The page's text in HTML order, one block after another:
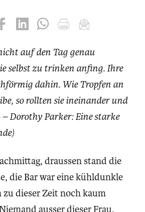
liken teilen teilen drucken
auf den Tag genau
selbst zu trinken anfing. Ihre
dahin. Wie Tropfen an
so rollten sie ineinander und
Dorothy Parker: Eine starke
draussen stand die
die Bar war eine kühldunkle
zu dieser Zeit noch kaum
ausser dieser Frau.